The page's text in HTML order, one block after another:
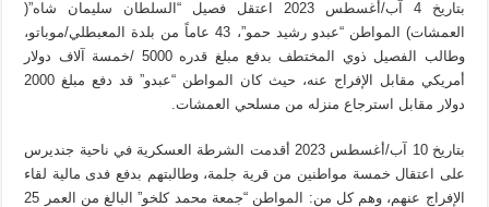
بتاريخ 4 آب/أغسطس 2023 اعتقل فصيل “السلطان سليمان شاه”(
العمشات) المواطن “عبدو رشيد حمو”، 43 عاماً من بلدة المعبطلي/موباتو،
وطالب الفصيل ذوي المختطف بدفع مبلغ قدره 5000 /خمسة آلاف دولار
أمريكي مقابل الإفراج عنه، حيث كان المواطن “عبدو” قد دفع مبلغ 2000
دولار مقابل استرجاع منزله من مسلحي العمشات.
بتاريخ 10 آب/أغسطس 2023 أقدمت الشرطة العسكرية في ناحية جنديرس
على اعتقال خمسة مواطنين من قرية جلمة، وطالبتهم بدفع فدى مالية لقاء
الإفراج عنهم، وهم كل من: المواطن “جمعة محمد كلخو” البالغ من العمر 25